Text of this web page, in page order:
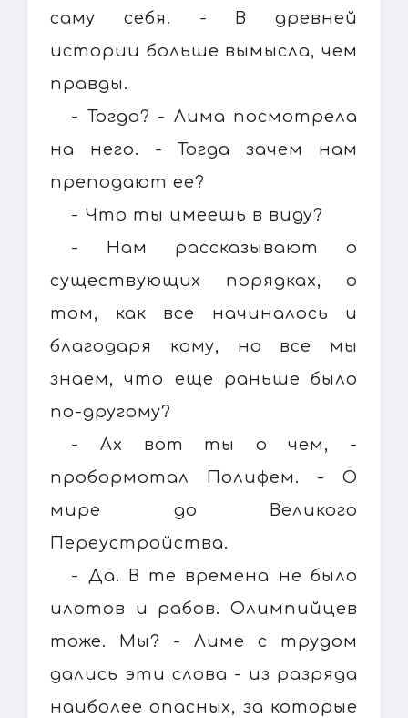
саму себя. - В древней
истории больше вымысла, чем
правды.
- Тогда? - Лима посмотрела
на него. - Тогда зачем нам
преподают ее?
- Что ты имеешь в виду?
- Нам рассказывают о
существующих порядках, о
том, как все начиналось и
благодаря кому, но все мы
знаем, что еще раньше было
по-другому?
- Ах вот ты о чем, -
пробормотал Полифем. - О
мире до Великого
Переустройства.
- Да. В те времена не было
илотов и рабов. Олимпийцев
тоже. Мы? - Лиме с трудом
дались эти слова - из разряда
наиболее опасных, за которые